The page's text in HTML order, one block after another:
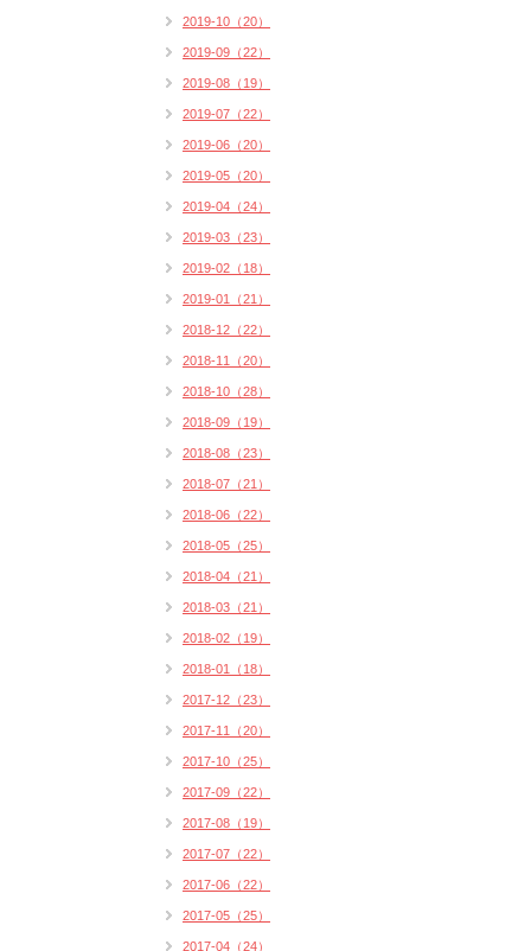
2019-10（20）
2019-09（22）
2019-08（19）
2019-07（22）
2019-06（20）
2019-05（20）
2019-04（24）
2019-03（23）
2019-02（18）
2019-01（21）
2018-12（22）
2018-11（20）
2018-10（28）
2018-09（19）
2018-08（23）
2018-07（21）
2018-06（22）
2018-05（25）
2018-04（21）
2018-03（21）
2018-02（19）
2018-01（18）
2017-12（23）
2017-11（20）
2017-10（25）
2017-09（22）
2017-08（19）
2017-07（22）
2017-06（22）
2017-05（25）
2017-04（24）